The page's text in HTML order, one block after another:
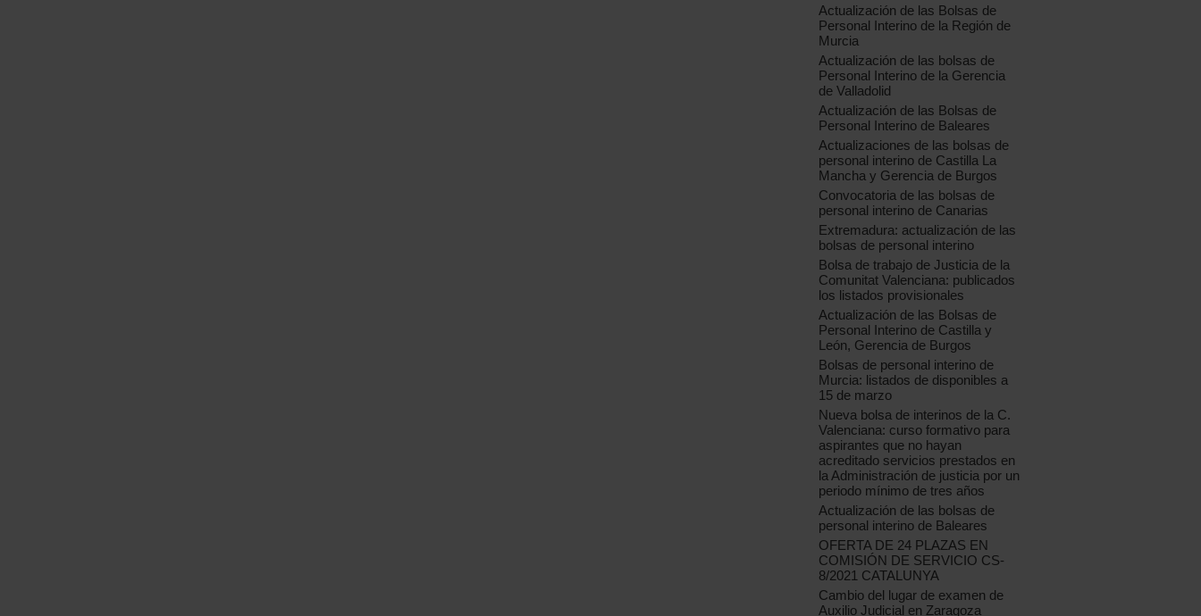
Actualización de las Bolsas de
Personal Interino de la Región de
Murcia
Actualización de las bolsas de
Personal Interino de la Gerencia
de Valladolid
Actualización de las Bolsas de
Personal Interino de Baleares
Actualizaciones de las bolsas de
personal interino de Castilla La
Mancha y Gerencia de Burgos
Convocatoria de las bolsas de
personal interino de Canarias
Extremadura: actualización de las
bolsas de personal interino
Bolsa de trabajo de Justicia de la
Comunitat Valenciana: publicados
los listados provisionales
Actualización de las Bolsas de
Personal Interino de Castilla y
León, Gerencia de Burgos
Bolsas de personal interino de
Murcia: listados de disponibles a
15 de marzo
Nueva bolsa de interinos de la C.
Valenciana: curso formativo para
aspirantes que no hayan
acreditado servicios prestados en
la Administración de justicia por un
periodo mínimo de tres años
Actualización de las bolsas de
personal interino de Baleares
OFERTA DE 24 PLAZAS EN
COMISIÓN DE SERVICIO CS-
8/2021 CATALUNYA
Cambio del lugar de examen de
Auxilio Judicial en Zaragoza